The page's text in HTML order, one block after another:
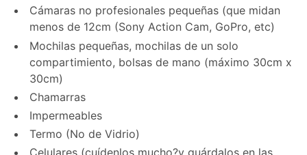
Cámaras no profesionales pequeñas (que midan
menos de 12cm (Sony Action Cam, GoPro, etc)
Mochilas pequeñas, mochilas de un solo
compartimiento, bolsas de mano (máximo 30cm x
30cm)
Chamarras
Impermeables
Termo (No de Vidrio)